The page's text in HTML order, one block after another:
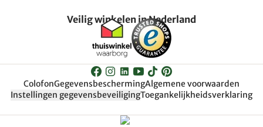
Veilig winkelen in Nederland
ColofonGegevensbeschermingAlgemene voorwaarden
Instellingen gegevensbeveiligingToegankelijkheidsverklaring